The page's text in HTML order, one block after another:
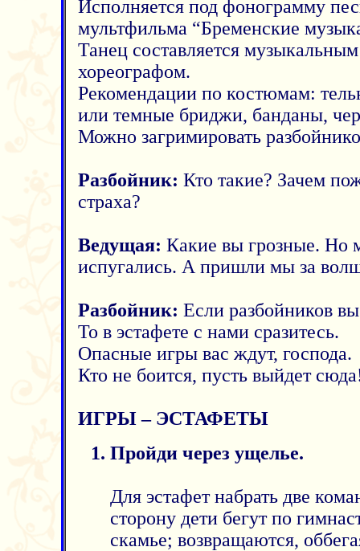
Исполняется под фонограмму
мультфильма “Бременские
Танец составляется
хореографом.
Рекомендации по костюмам:
или темные бриджи, банданы,
Можно загримировать
Разбойник: Кто такие? Зачем
страха?
Ведущая: Какие вы грозные. Но
испугались. А пришли мы за
Разбойник: Если разбойников
То в эстафете с нами сразитесь.
Опасные игры вас ждут, господа.
Кто не боится, пусть выйдет
ИГРЫ – ЭСТАФЕТЫ
Пройди через ущелье.
Для эстафет набрать две
сторону дети бегут по
скамье; возвращаются,